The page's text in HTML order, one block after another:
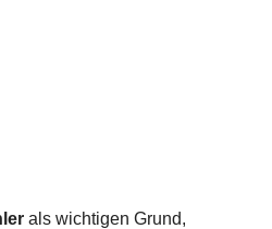
als wichtigen Grund,